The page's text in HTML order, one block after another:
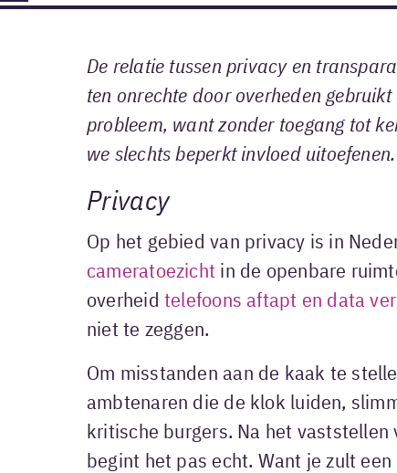
De relatie tussen privacy en
ten onrechte door overheden
probleem, want zonder toegang tot
we slechts beperkt invloed uitoefenen.
Privacy
Op het gebied van privacy is in
cameratoezicht in de openbare
overheid telefoons aftapt en data
niet te zeggen.
Om misstanden aan de kaak te
ambtenaren die de klok luiden,
kritische burgers. Na het vaststellen
begint het pas echt. Want je zult